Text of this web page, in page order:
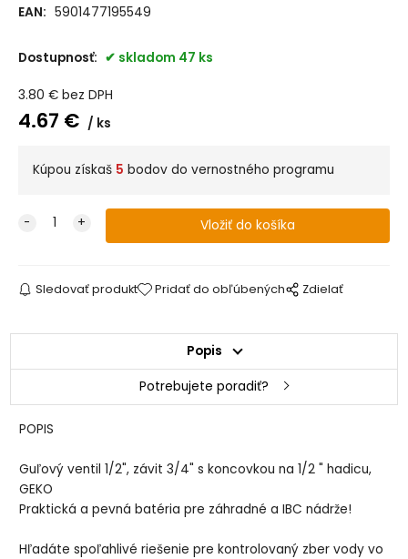
EAN: 5901477195549
Dostupnosť: skladom 47 ks
3.80 € bez DPH
4.67 € ks
Kúpou získaš 5 bodov do vernostného programu
Sledovať produkt Pridať do obľúbených Zdielať
Popis
Potrebujete poradiť?
POPIS
Guľový ventil 1/2", závit 3/4" s koncovkou na 1/2 " hadicu,
GEKO
Praktická a pevná batéria pre záhradné a IBC nádrže!
Hľadáte spoľahlivé riešenie pre kontrolovaný zber vody vo